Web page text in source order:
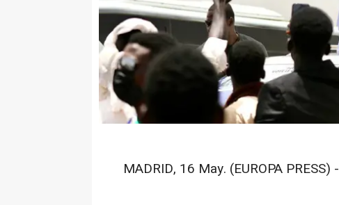
MADRID, 16 May. (EUROPA PRESS) -